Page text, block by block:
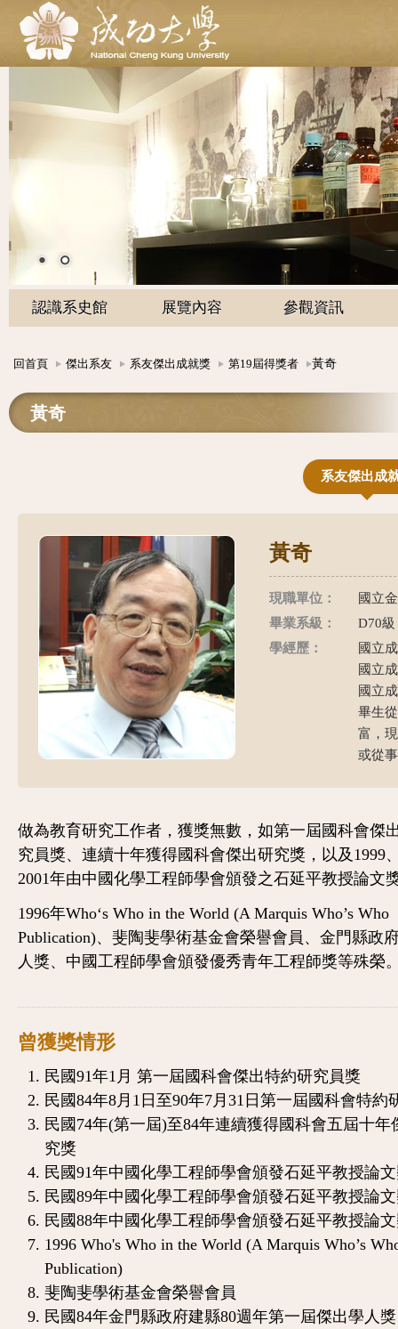
認識系史館 展覽內容 參觀資訊
回首頁 傑出系友 系友傑出成就獎 第19屆得獎者 黃奇
黃奇
系友傑出成
黃奇
現職單位：
國立
畢業系級：
D70級
學經歷：
國立
國立
國立
畢生
富，
或從
做為教育研究工作者，獲獎無數，如第一屆國科會傑
究員獎、連續十年獲得國科會傑出研究獎，以及1999
2001年由中國化學工程師學會頒發之石延平教授論文
1996年Who‘s Who in the World (A Marquis Who’s Who
Publication)、斐陶斐學術基金會榮譽會員、金門縣政
人獎、中國工程師學會頒發優秀青年工程師獎等殊榮
曾獲獎情形
民國91年1月 第一屆國科會傑出特約研究員獎
民國84年8月1日至90年7月31日第一屆國科會特約
民國74年(第一屆)至84年連續獲得國科會五屆十年
究獎
民國91年中國化學工程師學會頒發石延平教授論
民國89年中國化學工程師學會頒發石延平教授論
民國88年中國化學工程師學會頒發石延平教授論
1996 Who's Who in the World (A Marquis Who’s
Publication)
斐陶斐學術基金會榮譽會員
民國84年金門縣政府建縣80週年第一屆傑出學人獎